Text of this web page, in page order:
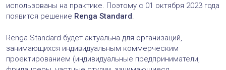
использованы на практике. Поэтому с 01 октября 2023 года
появится решение Renga Standard.
Renga Standard будет актуальна для организаций,
занимающихся индивидуальным коммерческим
проектированием (индивидуальные предприниматели,